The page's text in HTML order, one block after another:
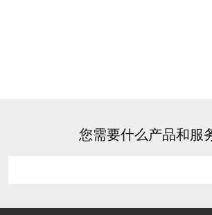
您需要什么产品和服